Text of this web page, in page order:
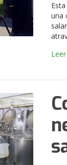
una